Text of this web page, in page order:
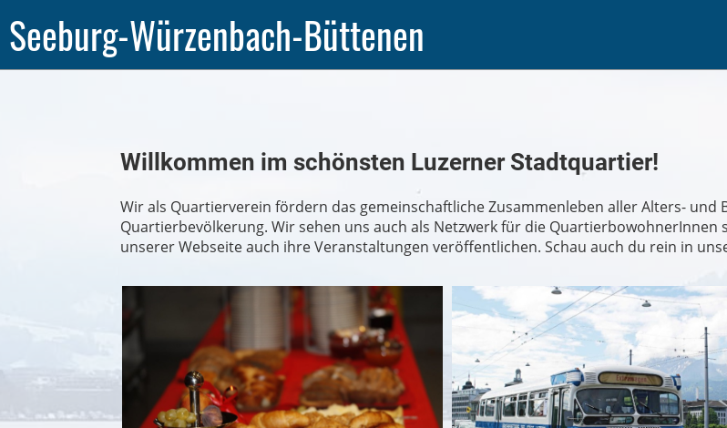
Seeburg-Würzenbach-Büttenen
Willkommen im schönsten Luzerner Stadtquartier!
Wir als Quartierverein fördern das gemeinschaftliche Zusammenleben aller Alters-
Quartierbevölkerung. Wir sehen uns auch als Netzwerk für die
unserer Webseite auch ihre Veranstaltungen veröffentlichen. Schau auch du rein in